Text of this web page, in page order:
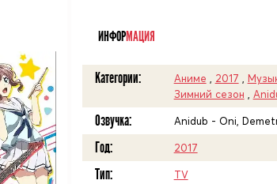
ИНФОРМАЦИЯ
Категории: Аниме 2017
Зимний сезон
Озвучка: Anidub - Oni,
Год: 2017
Тип: TV